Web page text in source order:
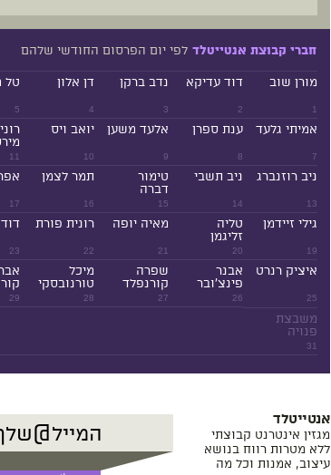
חברי קבוצת אנטייטלד לפי יום הפרסום החודשי שלהם
1
מורן שוב
2
דוד עדיקא
3
נדב ברקן
4
דן אלון
5
טל
7
אמיתי גלעד
8
ענת ספרן
9
אלעד משען
10
יואב ויס
11
13
ניב רוזנברג
14
ניב תשבי
15
טימור
דברה
16
תמר לצמן
17
19
גילי זיידמן
20
טליה
זליגמן
21
מאיה יופה
22
רונית פורת
23
25
איציק רנרט
26
אבנר
פינצ'ובר
27
שפרה
קורנפלד
28
מיכל
טורנובסקי
29
31
משבצת
פנויה
אנטייטלד
מגזין אינטרנט קבוצתי
ללא מטרות רווח בנושא
עיצוב, אמנות וכל מה